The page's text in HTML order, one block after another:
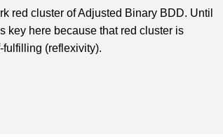
red cluster of Adjusted Binary BDD. Until
key here because that red cluster is
(reflexivity).